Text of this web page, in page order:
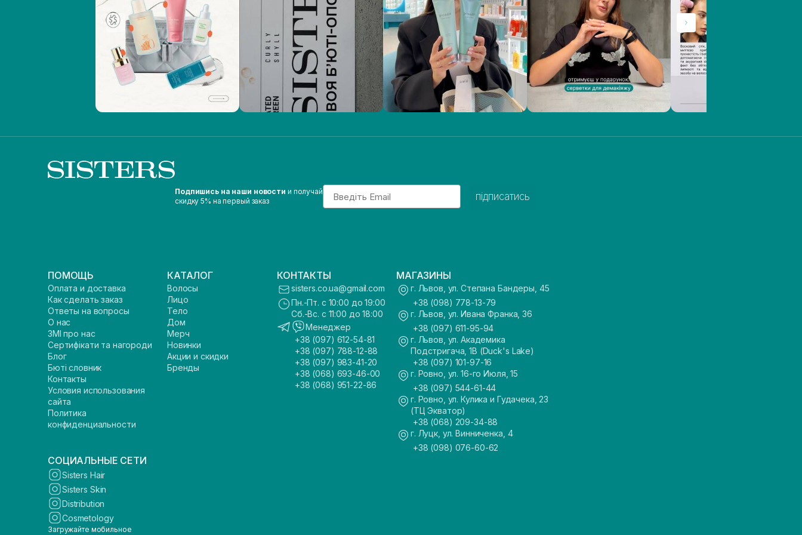
Подпишись на наши новости и получай
скидку 5% на первый заказ
Email
підписатись
ПОМОЩЬ
Оплата и доставка
Как сделать заказ
Ответы на вопросы
О нас
ЗМІ про нас
Сертифікати та нагороди
Блог
Бюті словник
Контакты
Условия использования
сайта
Политика
конфиденциальности
КАТАЛОГ
Волосы
Лицо
Тело
Дом
Мерч
Новинки
Акции и скидки
Бренды
КОНТАКТЫ
sisters.co.ua@gmail.com
Пн.-Пт. с 10:00 до 19:00
Сб.-Вс. с 11:00 до 18:00
Менеджер
+38 (097) 612-54-81
+38 (097) 788-12-88
+38 (097) 983-41-20
+38 (068) 693-46-00
+38 (068) 951-22-86
МАГАЗИНЫ
г. Львов, ул. Степана Бандеры, 45
+38 (098) 778-13-79
г. Львов, ул. Ивана Франка, 36
+38 (097) 611-95-94
г. Львов, ул. Академика
Подстригача, 1В (Duck's Lake)
+38 (097) 101-97-16
г. Ровно, ул. 16-го Июля, 15
+38 (097) 544-61-44
г. Ровно, ул. Кулика и Гудачека, 23
(ТЦ Экватор)
+38 (068) 209-34-88
г. Луцк, ул. Винниченка, 4
+38 (098) 076-60-62
СОЦИАЛЬНЫЕ СЕТИ
Sisters Hair
Sisters Skin
Distribution
Cosmetology
Загружайте мобильное